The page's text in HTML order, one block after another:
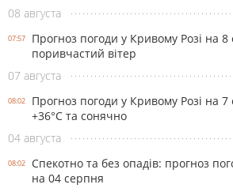
08 августа
07:57
Прогноз погоди у Кривому Розі на 8
поривчастий вітер
07 августа
08:02
Прогноз погоди у Кривому Розі на
+36°С та сонячно
04 августа
08:02
Спекотно та без опадів: прогноз
на 04 серпня